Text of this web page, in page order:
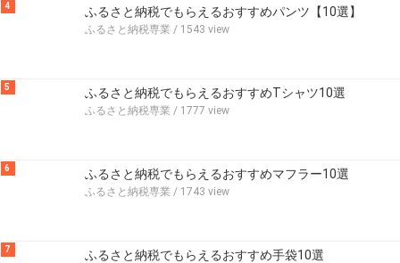
4 ふるさと納税でもらえるおすすめパンツ【10選】
ふるさと納税専業 / 1543 view
5 ふるさと納税でもらえるおすすめTシャツ10選
ふるさと納税専業 / 1777 view
6 ふるさと納税でもらえるおすすめマフラー10選
ふるさと納税専業 / 1743 view
7 ふるさと納税でもらえるおすすめ手袋10選